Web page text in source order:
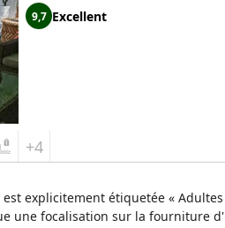
9,7 Excellent
+4
explicitement étiquetée «
une focalisation sur la fourniture